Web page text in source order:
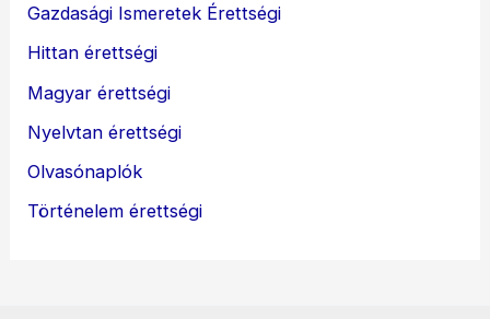
Gazdasági Ismeretek Érettségi
Hittan érettségi
Magyar érettségi
Nyelvtan érettségi
Olvasónaplók
Történelem érettségi